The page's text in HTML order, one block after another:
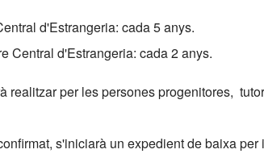
d'Estrangeria: cada 5 anys.
Central d'Estrangeria: cada 2 anys.
realitzar per les persones progenitores,
s'iniciarà un expedient de baixa per